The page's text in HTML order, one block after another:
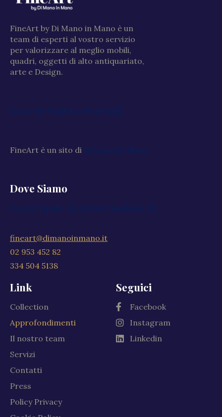
FineArt by Di Mano in Mano è un
team di esperti al vostro servizio
per valorizzare al meglio mobili,
quadri, oggetti di alto antiquariato,
arte e Design.
Go to the English website 🇬🇧
FineArt è un sito di Di Mano in Mano
Dove Siamo
Via XXV Aprile, 59, 20040 Cambiago MI
fineart@dimanoinmano.it
02 953 452 82
334 504 5138
Link
Collection
Approfondimenti
Il nostro team
Servizi
Contatti
Press
Policy Privacy
Seguici
Facebook
Instagram
Linkedin